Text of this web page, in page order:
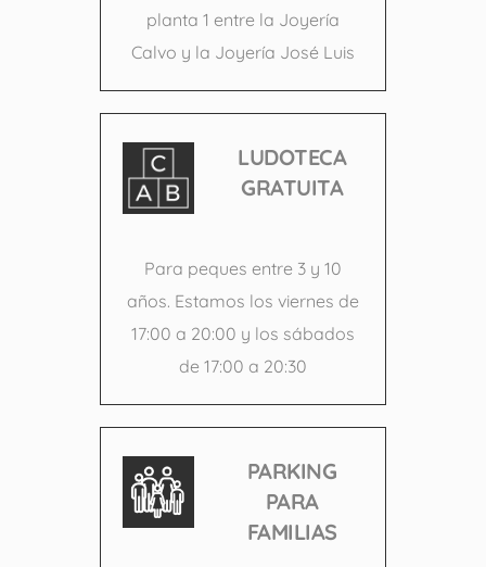
planta 1 entre la Joyería
Calvo y la Joyería José Luis
LUDOTECA
GRATUITA
Para peques entre 3 y 10
años. Estamos los viernes de
17:00 a 20:00 y los sábados
de 17:00 a 20:30
PARKING
PARA
FAMILIAS